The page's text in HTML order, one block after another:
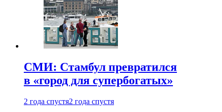
СМИ: Стамбул превратился
в «город для супербогатых»
2 года спустя2 года спустя